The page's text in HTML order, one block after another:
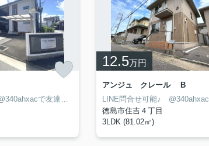
LINE問合せ可能♪ @340ahxacで友達検索して下さい
12.5万円
アンジュ クレール B
徳島市住吉４丁目
3LDK (81.02㎡)